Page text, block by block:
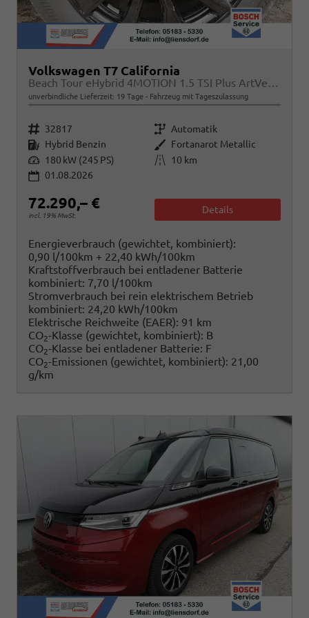
Volkswagen T7 California
Beach Tour eHybrid 4MOTION 1.5 TSI Plus ArtVelour
unverbindliche Lieferzeit: 19 Tage Fahrzeug mit Tageszulassung
Fahrzeugnr. 32817 Getriebe Automatik
Kraftstoff Hybrid Benzin Außenfarbe Fortanarot Metallic
Leistung 180 kW (245 PS) Kilometerstand
10 km
01.08.2026
72.290,– €
incl. 19% MwSt.
Details
Energieverbrauch (gewichtet, kombiniert):
0,90 l/100km + 22,40 kWh/100km
Kraftstoffverbrauch bei entladener Batterie
kombiniert: 7,70 l/100km
Stromverbrauch bei rein elektrischem Betrieb
kombiniert: 24,20 kWh/100km
Elektrische Reichweite (EAER): 91 km
CO2-Klasse (gewichtet, kombiniert): B
CO2-Klasse bei entladener Batterie: F
CO2-Emissionen (gewichtet, kombiniert): 21,00
g/km